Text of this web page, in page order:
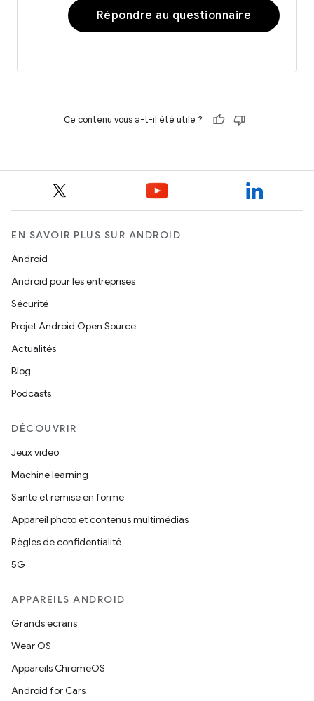
Répondre au questionnaire
Ce contenu vous a-t-il été utile ?
EN SAVOIR PLUS SUR ANDROID
Android
Android pour les entreprises
Sécurité
Projet Android Open Source
Actualités
Blog
Podcasts
DÉCOUVRIR
Jeux vidéo
Machine learning
Santé et remise en forme
Appareil photo et contenus multimédias
Règles de confidentialité
5G
APPAREILS ANDROID
Grands écrans
Wear OS
Appareils ChromeOS
Android for Cars